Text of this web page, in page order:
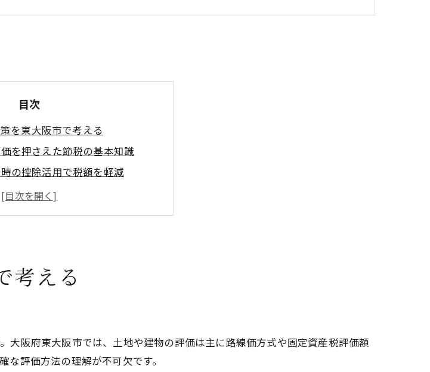
目次
を東大阪市で考える
を押さえた節税の基本知識
の控除活用で税額を軽減
協議が節税に与える影響
敗しない節税対策のポイント
税申告の期限を厳守するコツ
トラブルを回避する実践術
控除計算の具体的な流れ
考える
大阪府東大阪市では、土地や建物の評価は主に路線価方式や固定資産税評価額
評価方法の理解が不可欠です。